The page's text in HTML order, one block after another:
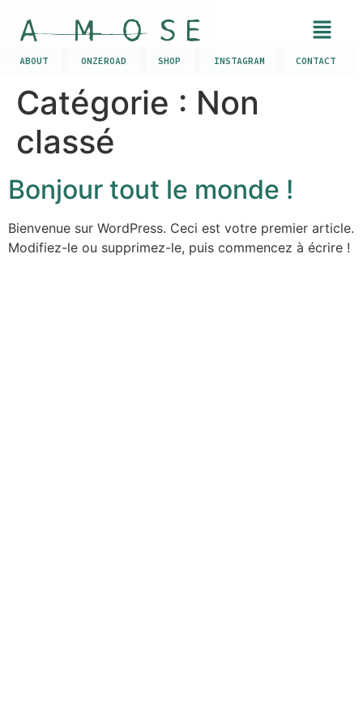
ABOUT ONZEROAD SHOP INSTAGRAM CONTACT
Catégorie : Non
classé
Bonjour tout le monde !
Bienvenue sur WordPress. Ceci est votre premier article.
Modifiez-le ou supprimez-le, puis commencez à écrire !